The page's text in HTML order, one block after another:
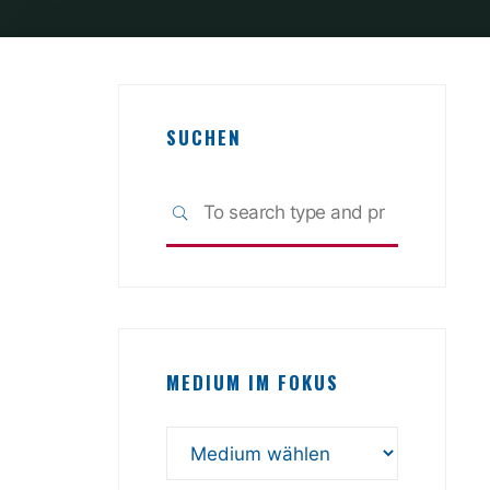
SUCHEN
SEARCH
MEDIUM IM FOKUS